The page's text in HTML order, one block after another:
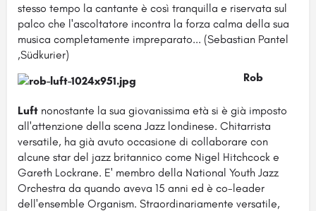
stesso tempo la cantante è così tranquilla e riservata sul
palco che l'ascoltatore incontra la forza calma della sua
musica completamente impreparato... (Sebastian Pantel
,Südkurier)
Rob
Luft nonostante la sua giovanissima età si è già imposto
all'attenzione della scena Jazz londinese. Chitarrista
versatile, ha già avuto occasione di collaborare con
alcune star del jazz britannico come Nigel Hitchcock e
Gareth Lockrane. E' membro della National Youth Jazz
Orchestra da quando aveva 15 anni ed è co-leader
dell'ensemble Organism. Straordinariamente versatile,